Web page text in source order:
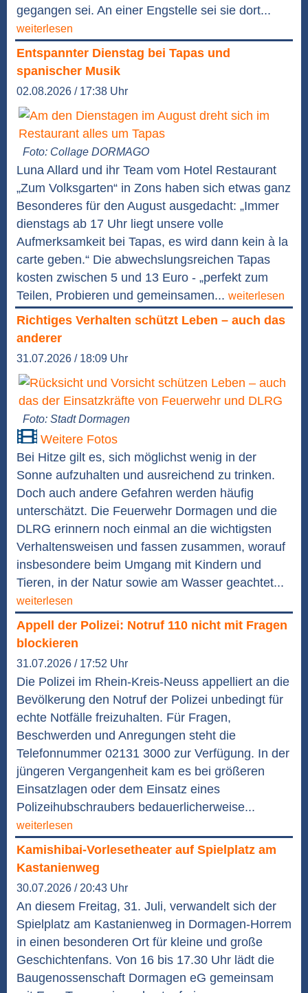
gegangen sei. An einer Engstelle sei sie dort...
weiterlesen
Entspannter Dienstag bei Tapas und
spanischer Musik
02.08.2026 / 17:38 Uhr
Foto: Collage DORMAGO
Luna Allard und ihr Team vom Hotel Restaurant
„Zum Volksgarten“ in Zons haben sich etwas ganz
Besonderes für den August ausgedacht: „Immer
dienstags ab 17 Uhr liegt unsere volle
Aufmerksamkeit bei Tapas, es wird dann kein à la
carte geben.“ Die abwechslungsreichen Tapas
kosten zwischen 5 und 13 Euro - „perfekt zum
Teilen, Probieren und gemeinsamen... weiterlesen
Richtiges Verhalten schützt Leben – auch das
anderer
31.07.2026 / 18:09 Uhr
Foto: Stadt Dormagen
Weitere Fotos
Bei Hitze gilt es, sich möglichst wenig in der
Sonne aufzuhalten und ausreichend zu trinken.
Doch auch andere Gefahren werden häufig
unterschätzt. Die Feuerwehr Dormagen und die
DLRG erinnern noch einmal an die wichtigsten
Verhaltensweisen und fassen zusammen, worauf
insbesondere beim Umgang mit Kindern und
Tieren, in der Natur sowie am Wasser geachtet...
weiterlesen
Appell der Polizei: Notruf 110 nicht mit Fragen
blockieren
31.07.2026 / 17:52 Uhr
Die Polizei im Rhein-Kreis-Neuss appelliert an die
Bevölkerung den Notruf der Polizei unbedingt für
echte Notfälle freizuhalten. Für Fragen,
Beschwerden und Anregungen steht die
Telefonnummer 02131 3000 zur Verfügung. In der
jüngeren Vergangenheit kam es bei größeren
Einsatzlagen oder dem Einsatz eines
Polizeihubschraubers bedauerlicherweise...
weiterlesen
Kamishibai-Vorlesetheater auf Spielplatz am
Kastanienweg
30.07.2026 / 20:43 Uhr
An diesem Freitag, 31. Juli, verwandelt sich der
Spielplatz am Kastanienweg in Dormagen-Horrem
in einen besonderen Ort für kleine und große
Geschichtenfans. Von 16 bis 17.30 Uhr lädt die
Baugenossenschaft Dormagen eG gemeinsam